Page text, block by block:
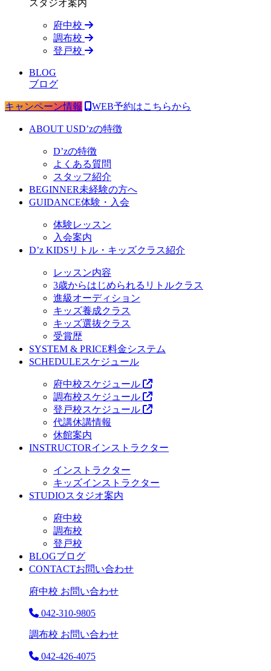
スタジオ案内
府中校
調布校
登戸校
BLOG
ブログ
キャンペーン情報 WEB予約はこちらから
ABOUT USD’zの特徴
D’zの特徴
よくある質問
スタッフ紹介
BEGINNER未経験の方へ
GUIDANCE体験・入会
体験レッスン
入会案内
D’z KIDS リトル・キッズクラス紹介
レッスン内容
3歳からはじめられるリトルクラス
進級オーディション
キッズ養成クラス
キッズ選抜クラス
受賞歴
SYSTEM & PRICE料金システム
SCHEDULEスケジュール
府中校スケジュール
調布校スケジュール
登戸校スケジュール
代講休講情報
休館案内
INSTRUCTORインストラクター
インストラクター
キッズインストラクター
STUDIOスタジオ案内
府中校
調布校
登戸校
BLOGブログ
CONTACTお問い合わせ
府中校 お問い合わせ
042-310-9805
調布校 お問い合わせ
042-426-4075